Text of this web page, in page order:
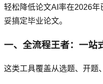
轻松降低论文AI率在2026
妥搞定毕业论文。
一、全流程王者：一站
这类工具覆盖从选题、开题